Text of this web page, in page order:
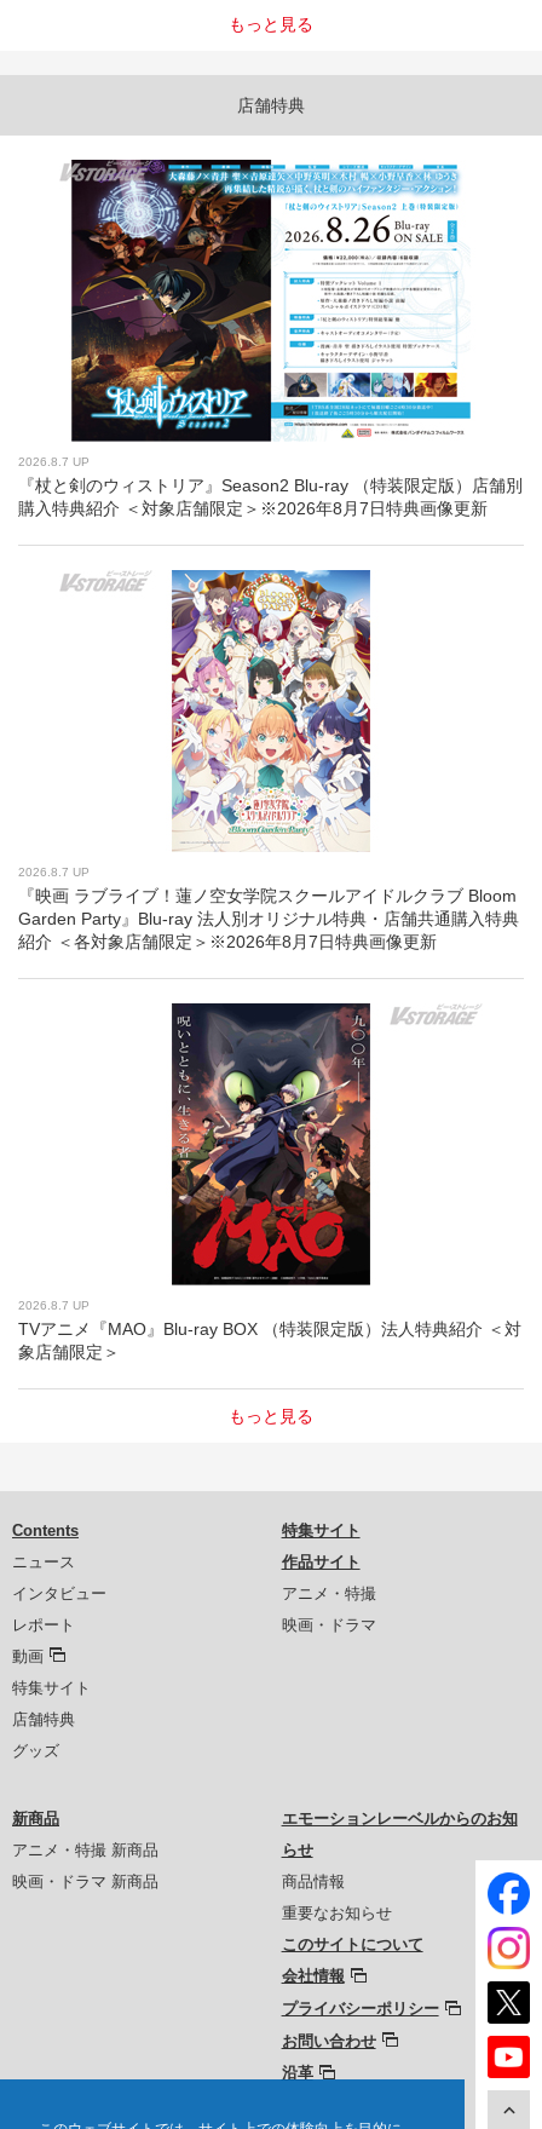
もっと見る
店舗特典
2026.8.7 UP
『杖と剣のウィストリア』Season2 Blu-ray （特装限定版）店舗別
購入特典紹介 ＜対象店舗限定＞※2026年8月7日特典画像更新
2026.8.7 UP
『映画 ラブライブ！蓮ノ空女学院スクールアイドルクラブ Bloom
Garden Party』Blu-ray 法人別オリジナル特典・店舗共通購入特典
紹介 ＜各対象店舗限定＞※2026年8月7日特典画像更新
2026.8.7 UP
TVアニメ『MAO』Blu-ray BOX （特装限定版）法人特典紹介 ＜対
象店舗限定＞
もっと見る
Contents
ニュース
インタビュー
レポート
動画
特集サイト
店舗特典
グッズ
特集サイト
作品サイト
アニメ・特撮
映画・ドラマ
新商品
アニメ・特撮 新商品
映画・ドラマ 新商品
エモーションレーベルからのお知
らせ
商品情報
重要なお知らせ
このサイトについて
会社情報
プライバシーポリシー
お問い合わせ
沿革